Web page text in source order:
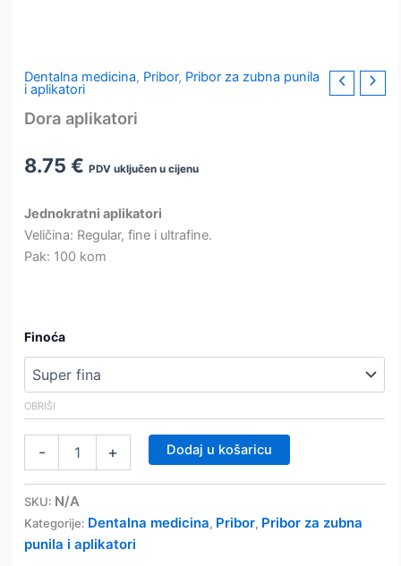
Dentalna medicina, Pribor, Pribor za zubna punila
i aplikatori
Dora aplikatori
8.75€ PDV uključen u cijenu
Jednokratni aplikatori
Veličina: Regular, fine i ultrafine.
Pak: 100 kom
Finoća
OBRIŠI
- + Dodaj u košaricu
SKU: N/A
Kategorije: Dentalna medicina, Pribor, Pribor za zubna
punila i aplikatori